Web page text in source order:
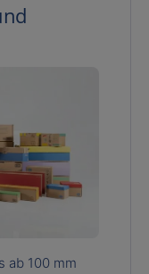
ab 100 mm